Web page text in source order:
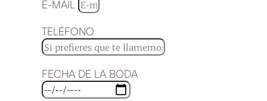
E-MAIL
TELÉFONO
FECHA DE LA BODA